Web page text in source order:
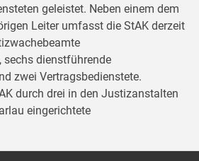
geleistet. Neben einem dem
Leiter umfasst die StAK derzeit
dienstführende
zwei Vertragsbedienstete.
durch drei in den Justizanstalten
eingerichtete